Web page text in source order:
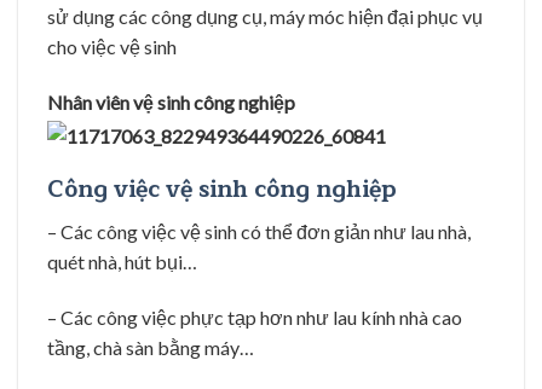
sử dụng các công dụng cụ, máy móc hiện đại phục vụ
cho việc vệ sinh
Nhân viên vệ sinh công nghiệp
Công việc vệ sinh công nghiệp
– Các công việc vệ sinh có thể đơn giản như lau nhà,
quét nhà, hút bụi…
– Các công việc phực tạp hơn như lau kính nhà cao
tầng, chà sàn bằng máy…